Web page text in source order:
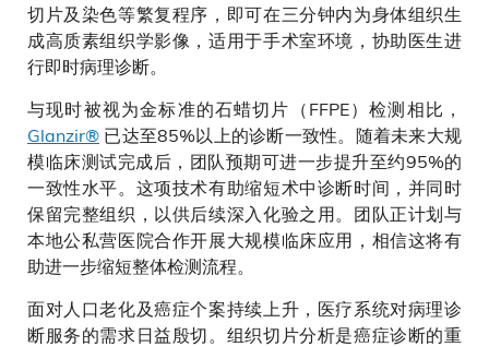
切片及染色等繁复程序，即可在三分钟内为身体组织生
成高质素组织学影像，适用于手术室环境，协助医生进
行即时病理诊断。
与现时被视为金标准的石蜡切片（FFPE）检测相比，
Glanzir® 已达至85%以上的诊断一致性。随着未来大规
模临床测试完成后，团队预期可进一步提升至约95%的
一致性水平。这项技术有助缩短术中诊断时间，并同时
保留完整组织，以供后续深入化验之用。团队正计划与
本地公私营医院合作开展大规模临床应用，相信这将有
助进一步缩短整体检测流程。
面对人口老化及癌症个案持续上升，医疗系统对病理诊
断服务的需求日益殷切。组织切片分析是癌症诊断的重